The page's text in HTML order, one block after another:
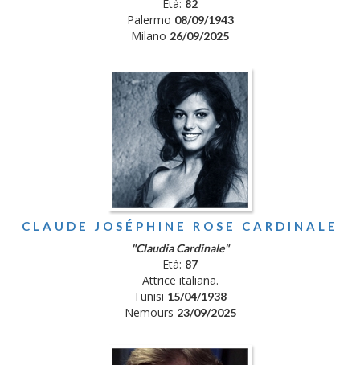
Età: 82
Palermo 08/09/1943
Milano 26/09/2025
CLAUDE JOSÉPHINE ROSE CARDINALE
"Claudia Cardinale"
Età: 87
Attrice italiana.
Tunisi 15/04/1938
Nemours 23/09/2025